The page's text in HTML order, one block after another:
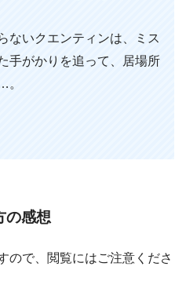
ないクエンティンは、ミス
手がかりを追って、居場所
。
の感想
ので、閲覧にはご注意くださ